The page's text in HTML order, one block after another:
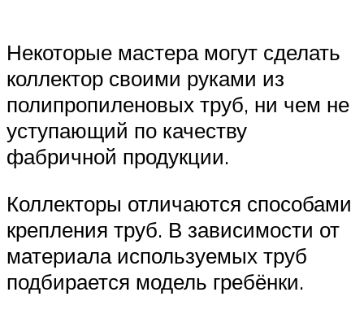
Некоторые мастера могут сделать
коллектор своими руками из
полипропиленовых труб, ни чем не
уступающий по качеству
фабричной продукции.
Коллекторы отличаются способами
крепления труб. В зависимости от
материала используемых труб
подбирается модель гребёнки.